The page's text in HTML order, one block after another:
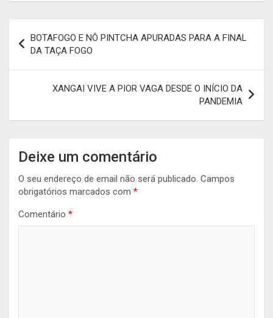
de
artigos
BOTAFOGO E NÔ PINTCHA APURADAS PARA A FINAL
DA TAÇA FOGO
XANGAI VIVE A PIOR VAGA DESDE O INÍCIO DA
PANDEMIA
Deixe um comentário
O seu endereço de email não será publicado. Campos
obrigatórios marcados com *
Comentário *